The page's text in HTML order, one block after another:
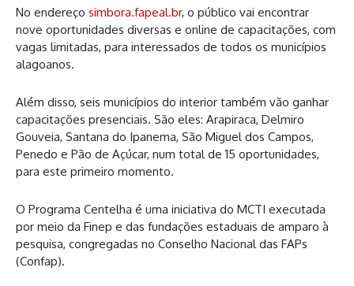
No endereço simbora.fapeal.br, o público vai encontrar
nove oportunidades diversas e online de capacitações, com
vagas limitadas, para interessados de todos os municípios
alagoanos.
Além disso, seis municípios do interior também vão ganhar
capacitações presenciais. São eles: Arapiraca, Delmiro
Gouveia, Santana do Ipanema, São Miguel dos Campos,
Penedo e Pão de Açúcar, num total de 15 oportunidades,
para este primeiro momento.
O Programa Centelha é uma iniciativa do MCTI executada
por meio da Finep e das fundações estaduais de amparo à
pesquisa, congregadas no Conselho Nacional das FAPs
(Confap).